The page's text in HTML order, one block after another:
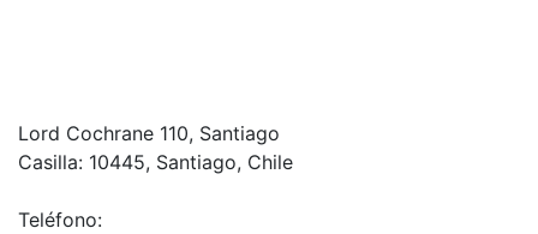
Lord Cochrane 110, Santiago
Casilla: 10445, Santiago, Chile
Teléfono: